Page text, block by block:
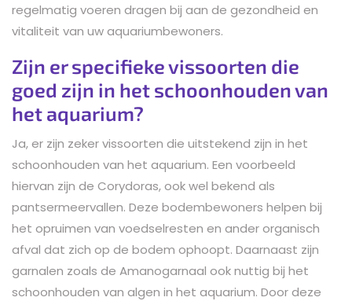
regelmatig voeren dragen bij aan de gezondheid en
vitaliteit van uw aquariumbewoners.
Zijn er specifieke vissoorten die
goed zijn in het schoonhouden van
het aquarium?
Ja, er zijn zeker vissoorten die uitstekend zijn in het
schoonhouden van het aquarium. Een voorbeeld
hiervan zijn de Corydoras, ook wel bekend als
pantsermeervallen. Deze bodembewoners helpen bij
het opruimen van voedselresten en ander organisch
afval dat zich op de bodem ophoopt. Daarnaast zijn
garnalen zoals de Amanogarnaal ook nuttig bij het
schoonhouden van algen in het aquarium. Door deze